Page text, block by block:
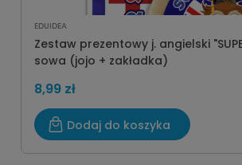
EDUIDEA
Zestaw prezentowy j. angielski
sowa (jojo + zakładka)
8,99 zł
Dodaj do koszyka